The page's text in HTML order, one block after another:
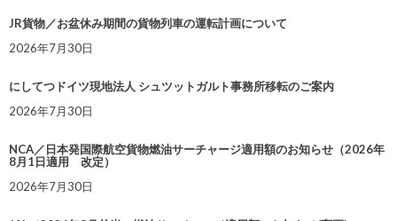
JR貨物／お盆休み期間の貨物列車の運転計画について
2026年7月30日
にしてつドイツ現地法人 シュツットガルト事務所移転のご案内
2026年7月30日
NCA／日本発国際航空貨物燃油サーチャージ適用額のお知らせ（2026年
8月1日適用 改定）
2026年7月30日